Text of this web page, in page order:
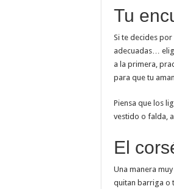
Tu
Si te decides por
adecuadas…
a la primera,
para que tu
Piensa que los
vestido o falda,
El
Una manera
quitan barriga o